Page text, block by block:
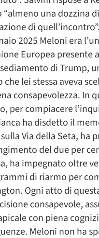
“almeno una dozzina
di
2025 Meloni era
Europea presente
di Trump,
lei stessa aveva
consapevolezza. In
per compiacere
ha disdetto il
Via della Seta, ha
del due per
ha impegnato oltre
di riarmo per
Ogni atto di
consapevole,
con piena
Meloni non ha